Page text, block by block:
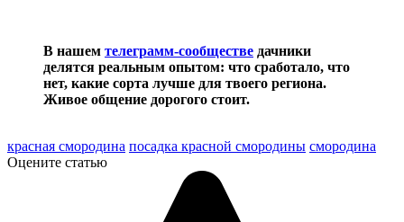
В нашем телеграмм-сообществе дачники
делятся реальным опытом: что сработало, что
нет, какие сорта лучше для твоего региона.
Живое общение дорогого стоит.
красная смородина посадка красной смородины смородина
Оцените статью